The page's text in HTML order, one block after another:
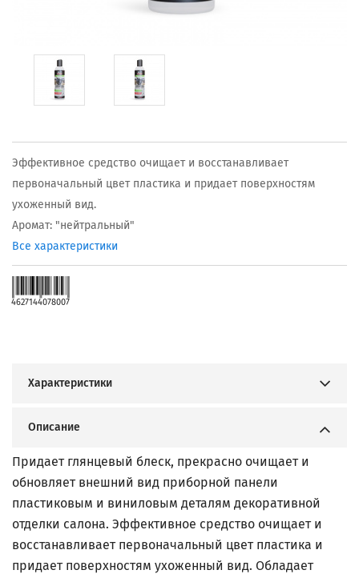
Эффективное средство очищает и восстанавливает
первоначальный цвет пластика и придает поверхностям
ухоженный вид.
Аромат: "нейтральный"
Все характеристики
4627144078007
Характеристики
Описание
Придает глянцевый блеск, прекрасно очищает и
обновляет внешний вид приборной панели
пластиковым и виниловым деталям декоративной
отделки салона. Эффективное средство очищает и
восстанавливает первоначальный цвет пластика и
придает поверхностям ухоженный вид. Обладает